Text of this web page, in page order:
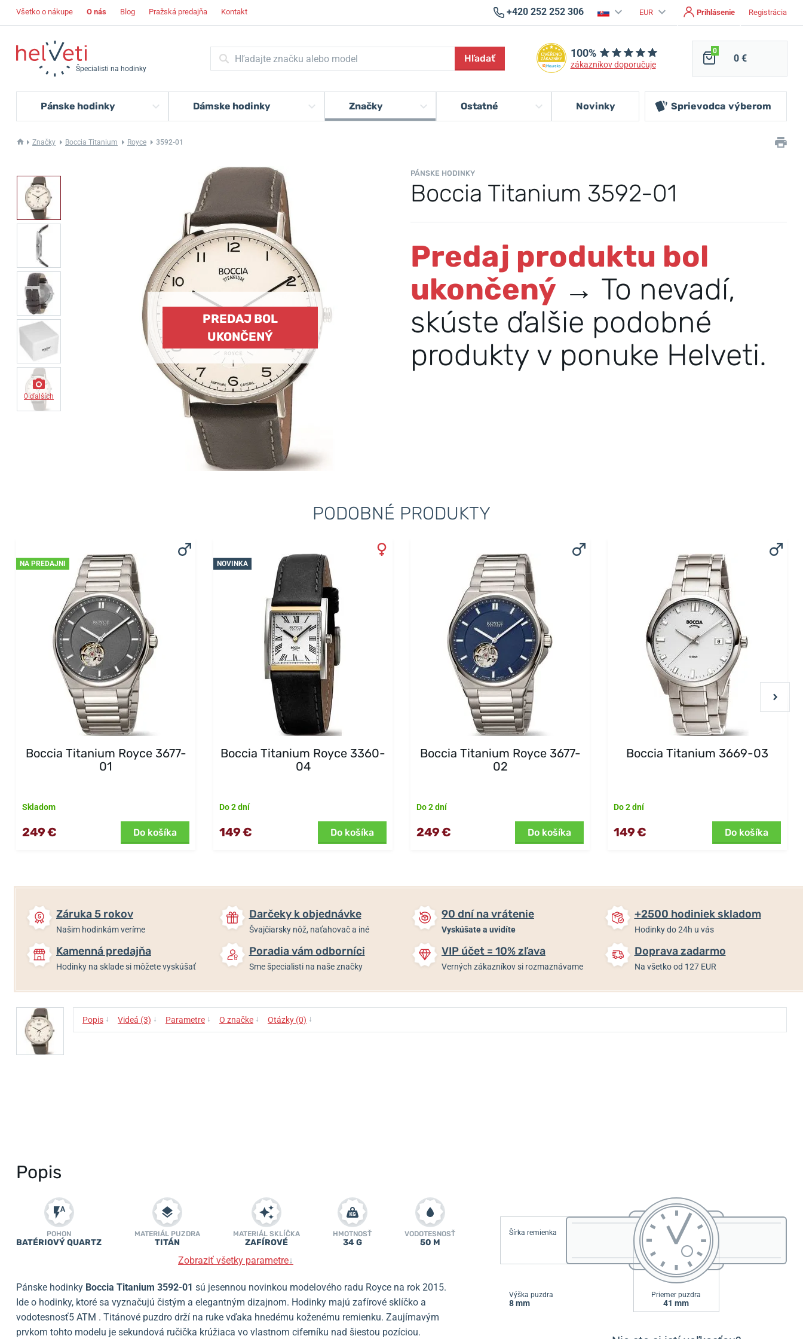
Všetko o nákupe O nás Blog Pražská predajňa Kontakt +420 252 252 306 EUR Prihlásenie Registrácia
Špecialisti na hodinky
Hľadať 100%
zákazníkov doporučuje
0
0 €
Pánske hodinky Dámske hodinky Značky Ostatné Novinky Sprievodca výberom
Značky Boccia Titanium Royce 3592-01
PÁNSKE HODINKY
Boccia Titanium 3592-01
PREDAJ BOL
UKONČENÝ
0 ďalších
Predaj produktu bol
ukončený → To nevadí,
skúste ďalšie podobné
produkty v ponuke Helveti.
PODOBNÉ PRODUKTY
NA PREDAJNI
Boccia Titanium Royce 3677-
01
Skladom
249 € Do košíka
NOVINKA
Boccia Titanium Royce 3360-
04
Do 2 dní
149 € Do košíka
Boccia Titanium Royce 3677-
02
Do 2 dní
249 € Do košíka
Boccia Titanium 3669-03
Do 2 dní
149 € Do košíka
Záruka 5 rokov
Našim hodinkám veríme
Darčeky k objednávke
Švajčiarsky nôž, naťahovač a iné
90 dní na vrátenie
Vyskúšate a uvidíte
+2500 hodiniek skladom
Hodinky do 24h u vás
Kamenná predajňa
Hodinky na sklade si môžete vyskúšať
Poradia vám odborníci
Sme špecialisti na naše značky
VIP účet = 10% zľava
Verných zákazníkov si rozmaznávame
Doprava zadarmo
Na všetko od 127 EUR
Popis ↓ Videá (3) ↓ Parametre ↓ O značke ↓ Otázky (0) ↓
Popis
POHON
BATÉRIOVÝ QUARTZ
MATERIÁL PUZDRA
TITÁN
MATERIÁL SKLÍČKA
ZAFÍROVÉ
HMOTNOSŤ
34 G
VODOTESNOSŤ
50 M
Zobraziť všetky parametre↓
Pánske hodinky Boccia Titanium 3592-01 sú jesennou novinkou modelového radu Royce na rok 2015.
Ide o hodinky, ktoré sa vyznačujú čistým a elegantným dizajnom. Hodinky majú zafírové sklíčko a
vodotesnosť5 ATM . Titánové puzdro drží na ruke vďaka hnedému koženému remienku. Zaujímavým
prvkom tohto modelu je sekundová ručička krúžiaca vo vlastnom ciferníku nad šiestou pozíciou.
Šírka remienka
Výška puzdra
8 mm
Priemer puzdra
41 mm